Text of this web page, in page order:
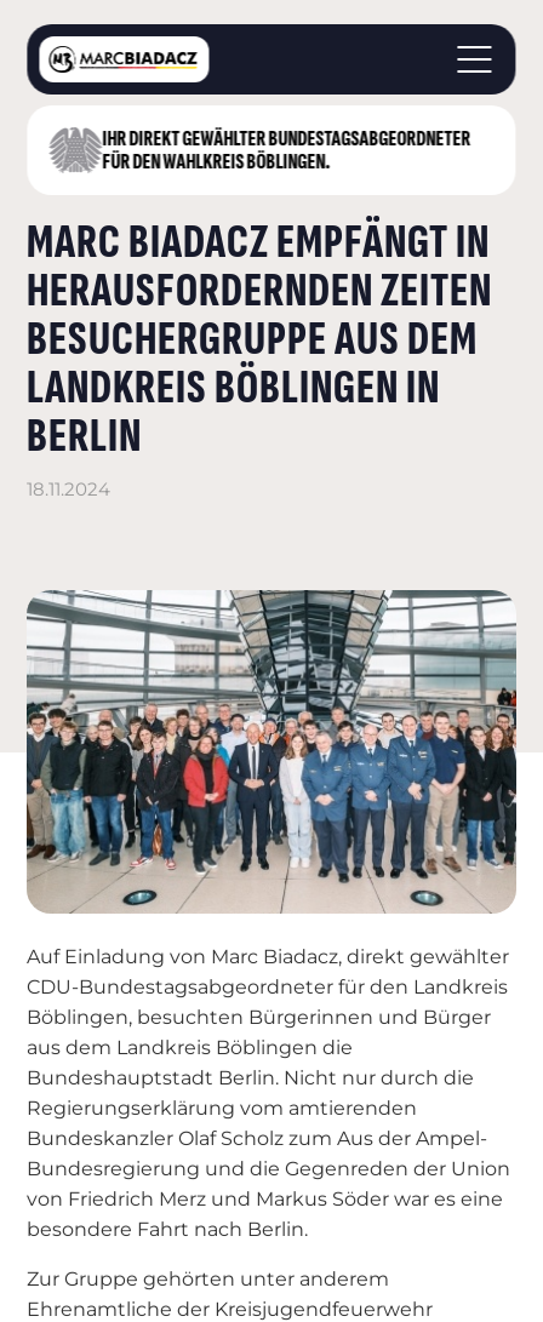
IHR DIREKT GEWÄHLTER BUNDESTAGS­ABGEORDNETER
FÜR DEN WAHLKREIS BÖBLINGEN.
STARTSEITE
LANDKREIS BÖBLINGEN
DEUTSCHER BUNDESTAG
AKTUELLES
KONTAKT
MARC BIADACZ EMPFÄNGT IN
HERAUSFORDERNDEN ZEITEN
BESUCHERGRUPPE AUS DEM
LANDKREIS BÖBLINGEN IN
BERLIN
18.11.2024
Auf Einladung von Marc Biadacz, direkt gewählter
CDU-Bundestagsabgeordneter für den Landkreis
Böblingen, besuchten Bürgerinnen und Bürger
aus dem Landkreis Böblingen die
Bundeshauptstadt Berlin. Nicht nur durch die
Regierungserklärung vom amtierenden
Bundeskanzler Olaf Scholz zum Aus der Ampel-
Bundesregierung und die Gegenreden der Union
von Friedrich Merz und Markus Söder war es eine
besondere Fahrt nach Berlin.
Zur Gruppe gehörten unter anderem
Ehrenamtliche der Kreisjugendfeuerwehr